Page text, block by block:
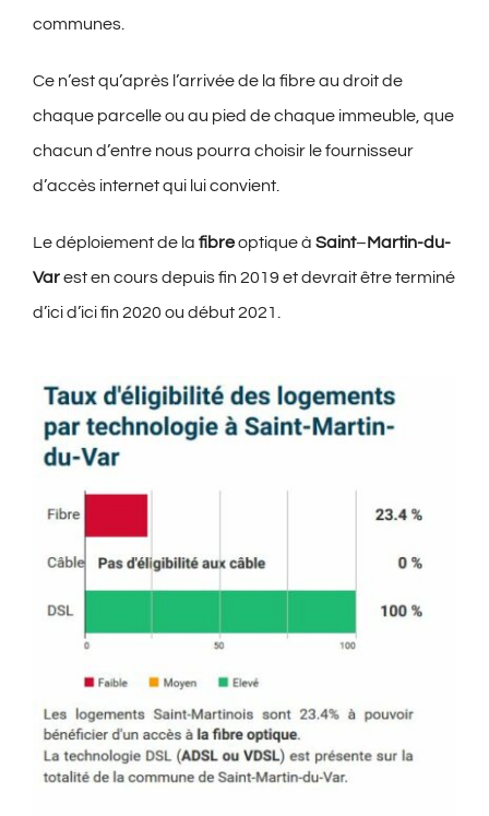
communes.
Ce n’est qu’après l’arrivée de la fibre au droit de
chaque parcelle ou au pied de chaque immeuble, que
chacun d’entre nous pourra choisir le fournisseur
d’accès internet qui lui convient.
Le déploiement de la fibreoptique à Saint–Martin-du-
Varest en cours depuis fin 2019 et devrait être terminé
d’ici d’ici fin 2020 ou début 2021.